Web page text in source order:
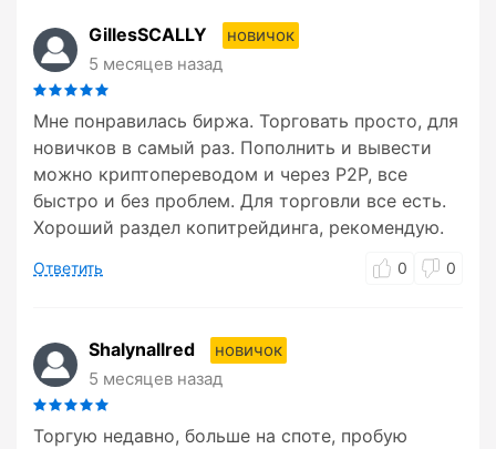
GillesSCALLY
новичок
5 месяцев назад
Мне понравилась биржа. Торговать просто, для
новичков в самый раз. Пополнить и вывести
можно криптопереводом и через P2P, все
быстро и без проблем. Для торговли все есть.
Хороший раздел копитрейдинга, рекомендую.
Ответить 0 0
Shalynallred
новичок
5 месяцев назад
Торгую недавно, больше на споте, пробую